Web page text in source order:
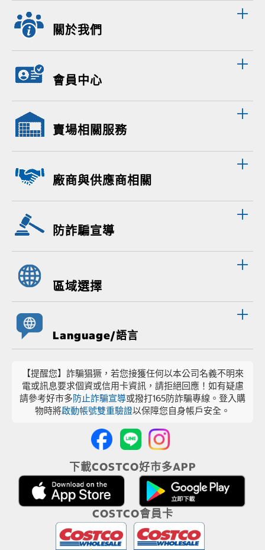
關於我們
會員中心
賣場相關服務
廠商與供應商相關
防詐騙宣導
區域選擇
Language/語言
【提醒您】詐騙猖獗，若您接獲任何以本公司名義不明來
電或訊息要求個資或信用卡資訊，請拒絕回應！如有疑慮
請參考好市多防止詐騙宣導或撥打165防詐騙專線。登入購
物時將啟動帳號雙重驗證以保障您自身帳戶安全。
下載COSTCO好市多APP
COSTCO會員卡